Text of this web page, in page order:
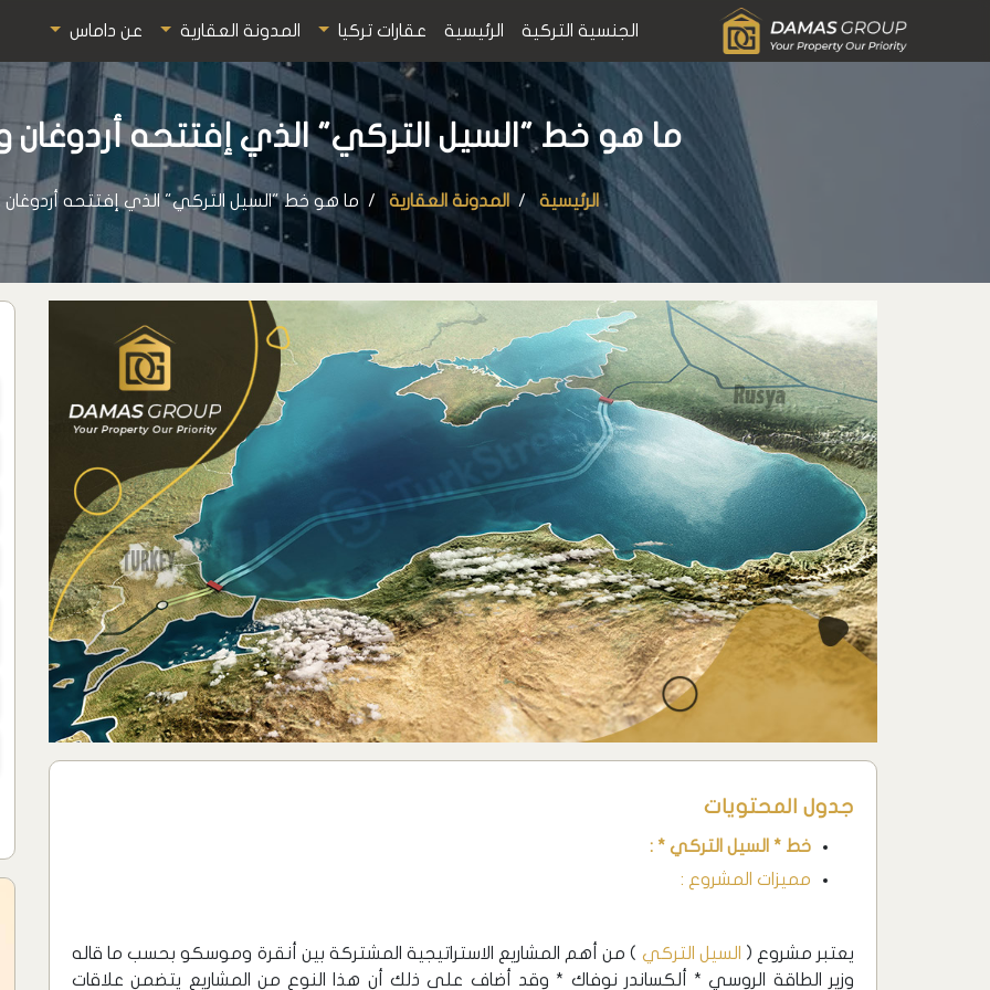
الجنسية التركية الرئيسية عقارات تركيا المدونة العقارية عن داماس
ما هو خط "السيل التركي" الذي إفتتحه أردوغان
الرئيسية المدونة العقارية ما هو خط "السيل التركي" الذي إفتتحه أردوغان
جدول المحتويات
خط * السيل التركي * :
مميزات المشروع :
يعتبر مشروع ( السيل التركي ) من أهم المشاريع الاستراتيجية المشتركة بين أنقرة وموسكو بحسب ما قاله
وزير الطاقة الروسي * ألكساندر نوفاك * وقد أضاف على ذلك أن هذا النوع من المشاريع يتضمن علاقات